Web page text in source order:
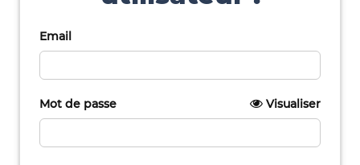
Email
Mot de passe Visualiser